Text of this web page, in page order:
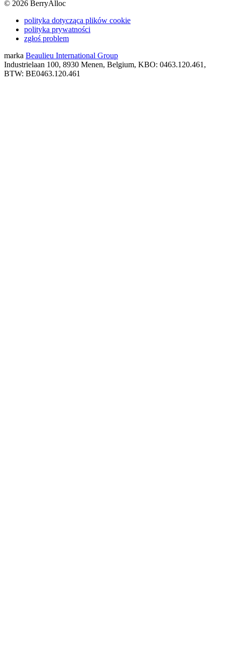
© 2026 BerryAlloc
polityka dotycząca plików cookie
polityka prywatności
zgłoś problem
marka Beaulieu International Group
Industrielaan 100, 8930 Menen, Belgium, KBO: 0463.120.461,
BTW: BE0463.120.461